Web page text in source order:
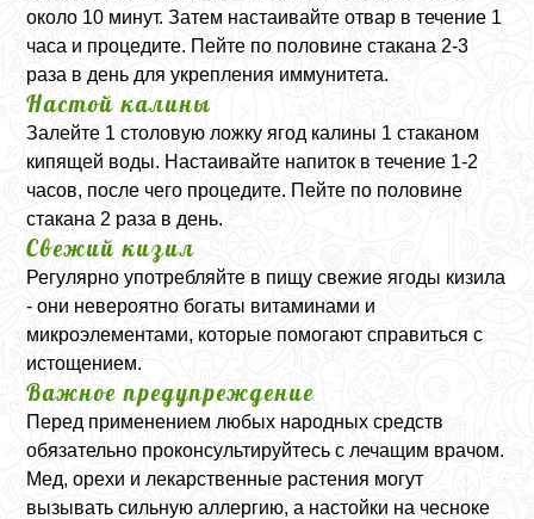
около 10 минут. Затем настаивайте отвар в течение 1
часа и процедите. Пейте по половине стакана 2-3
раза в день для укрепления иммунитета.
Настой калины
Залейте 1 столовую ложку ягод калины 1 стаканом
кипящей воды. Настаивайте напиток в течение 1-2
часов, после чего процедите. Пейте по половине
стакана 2 раза в день.
Свежий кизил
Регулярно употребляйте в пищу свежие ягоды кизила
- они невероятно богаты витаминами и
микроэлементами, которые помогают справиться с
истощением.
Важное предупреждение
Перед применением любых народных средств
обязательно проконсультируйтесь с лечащим врачом.
Мед, орехи и лекарственные растения могут
вызывать сильную аллергию, а настойки на чесноке